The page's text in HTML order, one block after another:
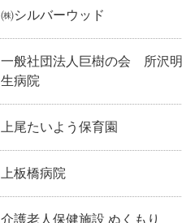
㈱シルバーウッド
一般社団法人巨樹の会 所沢明
生病院
上尾たいよう保育園
上板橋病院
介護老人保健施設 ぬくもり